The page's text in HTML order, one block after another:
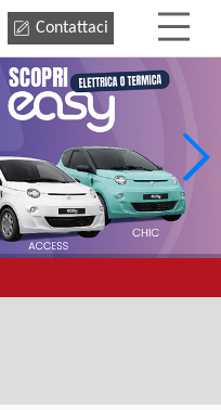
Contattaci